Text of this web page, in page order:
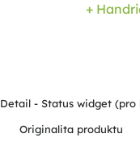
+
Detail - Status widget (pro
Originalita produktu